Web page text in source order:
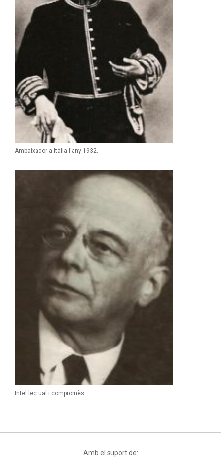
Ambaixador a Itàlia l'any 1932.
Intel·lectual i compromès.
Amb el suport de: